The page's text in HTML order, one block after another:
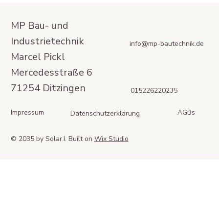
MP Bau- und
Industrietechnik
Marcel Pickl
Mercedesstraße 6
71254 Ditzingen
info@mp-bautechnik.de
015226220235
Impressum Datenschutzerklärung AGBs
© 2035 by Solar.I. Built on Wix Studio